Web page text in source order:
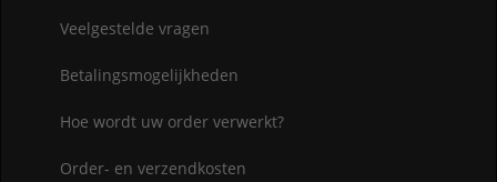
Veelgestelde vragen
Betalingsmogelijkheden
Hoe wordt uw order verwerkt?
Order- en verzendkosten